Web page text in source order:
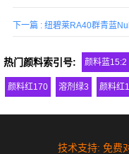
下一篇 : 纽碧莱RA40群青蓝
热门颜料索引号: 颜料蓝15:2
颜料红170 溶剂绿3 颜料红
技术支持: 免费